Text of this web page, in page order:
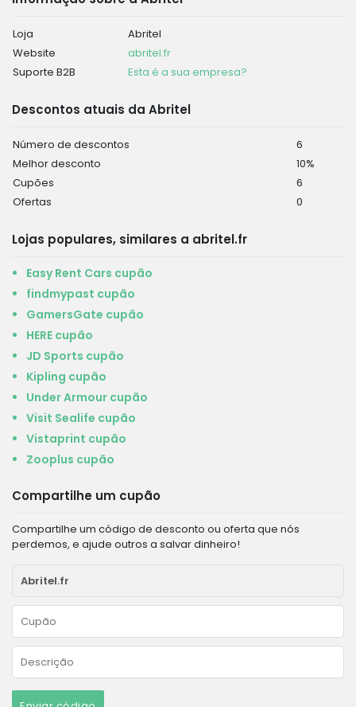
Loja
Abritel
Website
abritel.fr
Suporte B2B
Esta é a sua empresa?
Descontos atuais da Abritel
Número de descontos
6
Melhor desconto
10%
Cupões
6
Ofertas
0
Lojas populares, similares a abritel.fr
Easy Rent Cars cupão
findmypast cupão
GamersGate cupão
HERE cupão
JD Sports cupão
Kipling cupão
Under Armour cupão
Visit Sealife cupão
Vistaprint cupão
Zooplus cupão
Compartilhe um cupão
Compartilhe um código de desconto ou oferta que nós
perdemos, e ajude outros a salvar dinheiro!